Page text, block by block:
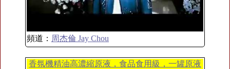
頻道： 周杰倫 Jay Chou
香氛機精油高濃縮原液，食品食用級，一罐原液